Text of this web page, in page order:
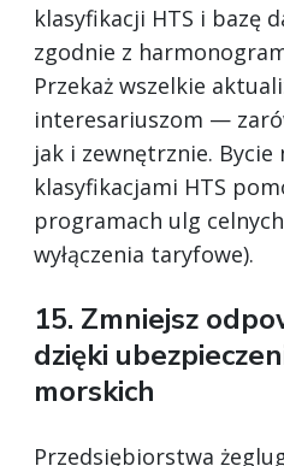
klasyfikacji HTS i bazę
zgodnie z
Przekaż wszelkie
interesariuszom —
jak i zewnętrznie. Bycie
klasyfikacjami HTS
programach ulg
wyłączenia taryfowe).
15. Zmniejsz
dzięki
morskich
Przedsiębiorstwa